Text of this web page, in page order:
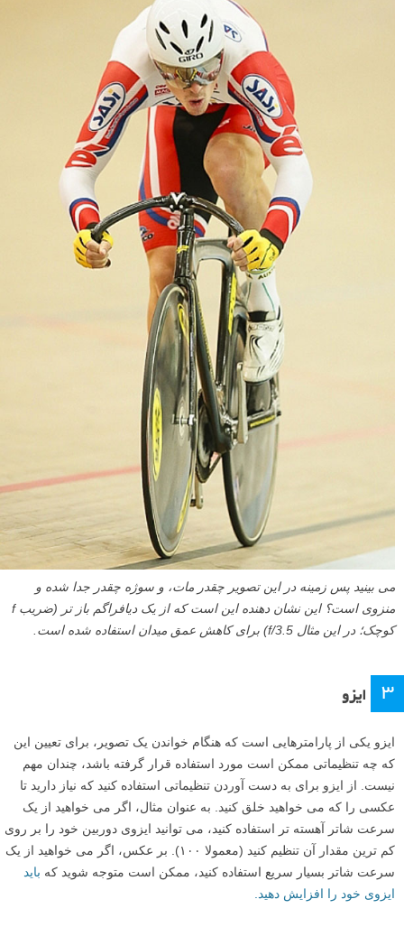
می بینید پس زمینه در این تصویر چقدر مات، و سوژه چقدر جدا شده و
منزوی است؟ این نشان دهنده این است که از یک دیافراگم باز تر (ضریب f
کوچک؛ در این مثال f/3.5) برای کاهش عمق میدان استفاده شده است.
۳ ایزو
ایزو یکی از پارامترهایی است که هنگام خواندن یک تصویر، برای تعیین این
که چه تنظیماتی ممکن است مورد استفاده قرار گرفته باشد، چندان مهم
نیست. از ایزو برای به دست آوردن تنظیماتی استفاده کنید که نیاز دارید تا
عکسی را که می خواهید خلق کنید. به عنوان مثال، اگر می خواهید از یک
سرعت شاتر آهسته تر استفاده کنید، می توانید ایزوی دوربین خود را بر روی
کم ترین مقدار آن تنظیم کنید (معمولا ۱۰۰). بر عکس، اگر می خواهید از یک
سرعت شاتر بسیار سریع استفاده کنید، ممکن است متوجه شوید که باید
ایزوی خود را افزایش دهید.